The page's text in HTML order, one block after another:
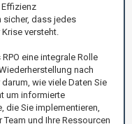
Effizienz
sicher, dass jedes
versteht.
eine integrale Rolle
nach
wie viele Daten Sie
um informierte
die Sie implementieren,
und Ihre Ressourcen